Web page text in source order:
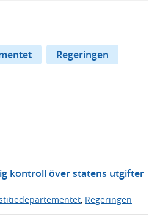
Regeringen
kontroll över statens utgifter
Regeringen